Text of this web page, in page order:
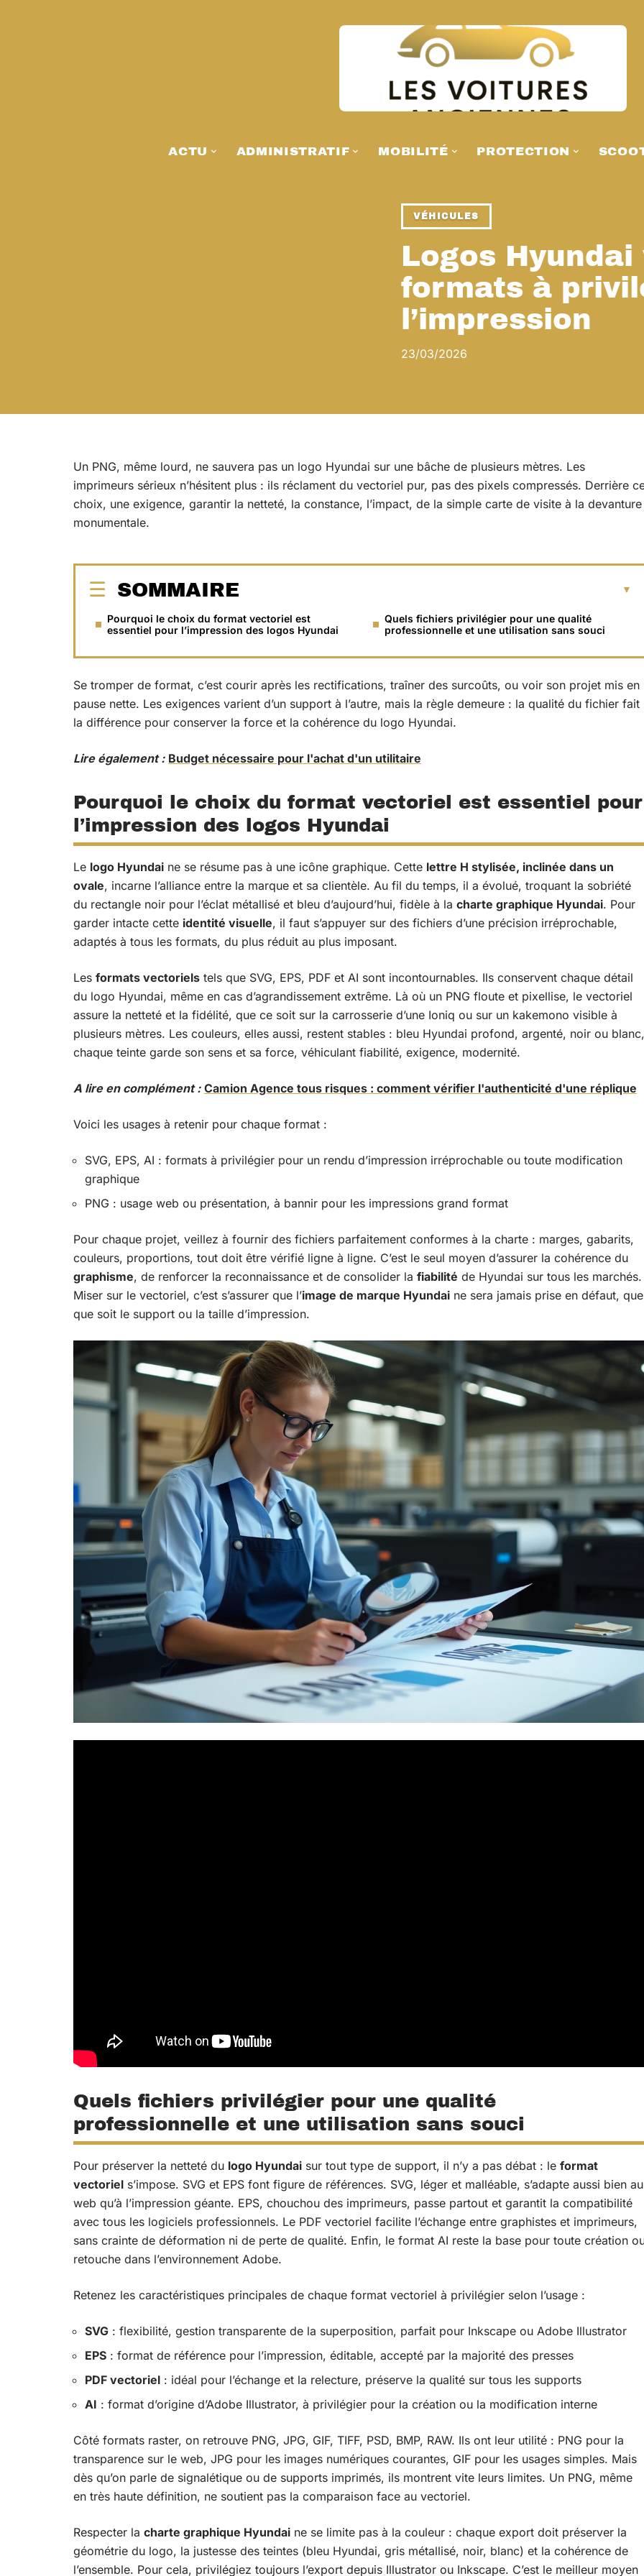
ACTU ADMINISTRATIF MOBILITÉ PROTECTION
VÉHICULES
Logos
formats à
l’impression
23/03/2026
Un PNG, même lourd, ne sauvera pas un logo Hyundai sur une bâche de plusieurs mètres. Les
imprimeurs sérieux n’hésitent plus : ils réclament du vectoriel pur, pas des pixels compressés. Derrière
choix, une exigence, garantir la netteté, la constance, l’impact, de la simple carte de visite à la devanture
monumentale.
SOMMAIRE
Pourquoi le choix du format vectoriel est
essentiel pour l’impression des logos Hyundai
Quels fichiers privilégier pour une qualité
professionnelle et une utilisation sans souci
Se tromper de format, c’est courir après les rectifications, traîner des surcoûts, ou voir son projet mis en
pause nette. Les exigences varient d’un support à l’autre, mais la règle demeure : la qualité du fichier fait
la différence pour conserver la force et la cohérence du logo Hyundai.
Lire également : Budget nécessaire pour l'achat d'un utilitaire
Pourquoi le choix du format vectoriel est essentiel pour
l’impression des logos Hyundai
Le logo Hyundai ne se résume pas à une icône graphique. Cette lettre H stylisée, inclinée dans un
ovale, incarne l’alliance entre la marque et sa clientèle. Au fil du temps, il a évolué, troquant la sobriété
du rectangle noir pour l’éclat métallisé et bleu d’aujourd’hui, fidèle à la charte graphique Hyundai. Pour
garder intacte cette identité visuelle, il faut s’appuyer sur des fichiers d’une précision irréprochable,
adaptés à tous les formats, du plus réduit au plus imposant.
Les formats vectoriels tels que SVG, EPS, PDF et AI sont incontournables. Ils conservent chaque détail
du logo Hyundai, même en cas d’agrandissement extrême. Là où un PNG floute et pixellise, le vectoriel
assure la netteté et la fidélité, que ce soit sur la carrosserie d’une Ioniq ou sur un kakemono visible à
plusieurs mètres. Les couleurs, elles aussi, restent stables : bleu Hyundai profond, argenté, noir ou blanc,
chaque teinte garde son sens et sa force, véhiculant fiabilité, exigence, modernité.
A lire en complément : Camion Agence tous risques : comment vérifier l'authenticité d'une réplique
Voici les usages à retenir pour chaque format :
SVG, EPS, AI : formats à privilégier pour un rendu d’impression irréprochable ou toute modification
graphique
PNG : usage web ou présentation, à bannir pour les impressions grand format
Pour chaque projet, veillez à fournir des fichiers parfaitement conformes à la charte : marges, gabarits,
couleurs, proportions, tout doit être vérifié ligne à ligne. C’est le seul moyen d’assurer la cohérence du
graphisme, de renforcer la reconnaissance et de consolider la fiabilité de Hyundai sur tous les marchés.
Miser sur le vectoriel, c’est s’assurer que l’image de marque Hyundai ne sera jamais prise en défaut,
que soit le support ou la taille d’impression.
Quels fichiers privilégier pour une qualité
professionnelle et une utilisation sans souci
Pour préserver la netteté du logo Hyundai sur tout type de support, il n’y a pas débat : le format
vectoriel s’impose. SVG et EPS font figure de références. SVG, léger et malléable, s’adapte aussi bien au
web qu’à l’impression géante. EPS, chouchou des imprimeurs, passe partout et garantit la compatibilité
avec tous les logiciels professionnels. Le PDF vectoriel facilite l’échange entre graphistes et imprimeurs,
sans crainte de déformation ni de perte de qualité. Enfin, le format AI reste la base pour toute création
retouche dans l’environnement Adobe.
Retenez les caractéristiques principales de chaque format vectoriel à privilégier selon l’usage :
SVG : flexibilité, gestion transparente de la superposition, parfait pour Inkscape ou Adobe Illustrator
EPS : format de référence pour l’impression, éditable, accepté par la majorité des presses
PDF vectoriel : idéal pour l’échange et la relecture, préserve la qualité sur tous les supports
AI : format d’origine d’Adobe Illustrator, à privilégier pour la création ou la modification interne
Côté formats raster, on retrouve PNG, JPG, GIF, TIFF, PSD, BMP, RAW. Ils ont leur utilité : PNG pour la
transparence sur le web, JPG pour les images numériques courantes, GIF pour les usages simples. Mais
dès qu’on parle de signalétique ou de supports imprimés, ils montrent vite leurs limites. Un PNG, même
en très haute définition, ne soutient pas la comparaison face au vectoriel.
Respecter la charte graphique Hyundai ne se limite pas à la couleur : chaque export doit préserver la
géométrie du logo, la justesse des teintes (bleu Hyundai, gris métallisé, noir, blanc) et la cohérence de
l’ensemble. Pour cela, privilégiez toujours l’export depuis Illustrator ou Inkscape. C’est le meilleur moyen